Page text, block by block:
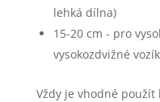
lehká dílna)
15-20 cm - pro
vysokozdvižné
Vždy je vhodné použít